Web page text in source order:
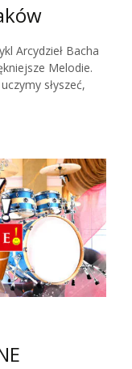
Arcydzieł Bacha
Melodie.
słyszeć,
Koncerty :
MAJA
Anna Szarek W